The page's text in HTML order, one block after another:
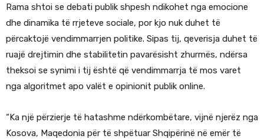
Rama shtoi se debati publik shpesh ndikohet nga emocione
dhe dinamika të rrjeteve sociale, por kjo nuk duhet të
përcaktojë vendimmarrjen politike. Sipas tij, qeverisja duhet të
ruajë drejtimin dhe stabilitetin pavarësisht zhurmës, ndërsa
theksoi se synimi i tij është që vendimmarrja të mos varet
nga algoritmet apo valët e opinionit publik online.
“Ka një përzierje të hatashme ndërkombëtare, vijnë njerëz nga
Kosova, Maqedonia për të shpëtuar Shqipërinë në emër të